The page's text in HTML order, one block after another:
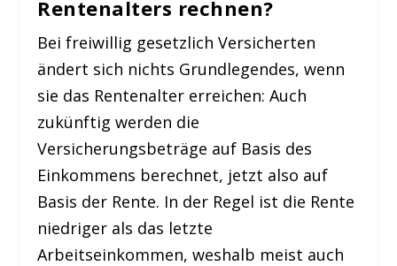
Rentenalters rechnen?
Bei freiwillig gesetzlich Versicherten
ändert sich nichts Grundlegendes, wenn
sie das Rentenalter erreichen: Auch
zukünftig werden die
Versicherungsbeträge auf Basis des
Einkommens berechnet, jetzt also auf
Basis der Rente. In der Regel ist die Rente
niedriger als das letzte
Arbeitseinkommen, weshalb meist auch